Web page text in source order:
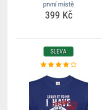
první místě
399 Kč
SLEVA